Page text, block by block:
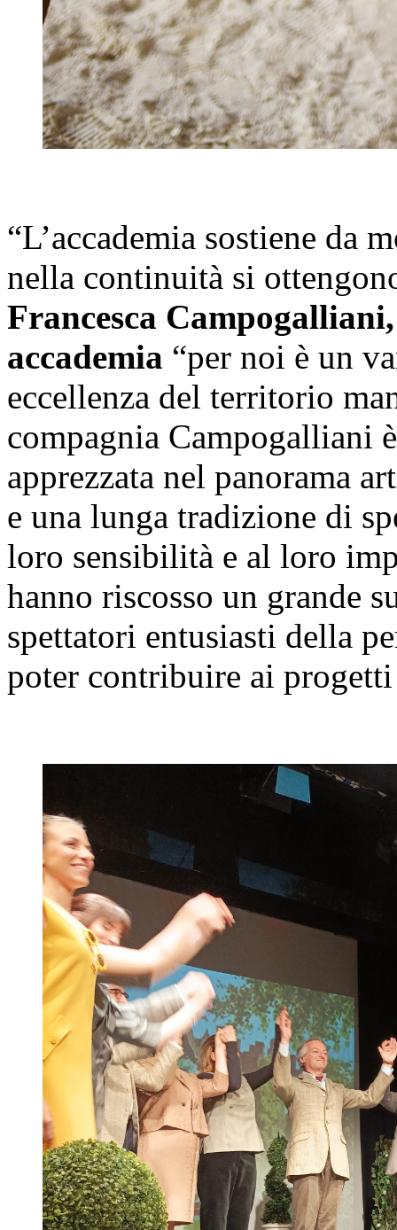
“L’accademia sostiene da
nella continuità si
Francesca
accademia “per noi è un
eccellenza del territorio
compagnia Campogalliani
apprezzata nel panorama
e una lunga tradizione di
loro sensibilità e al loro
hanno riscosso un grande
spettatori entusiasti della
poter contribuire ai